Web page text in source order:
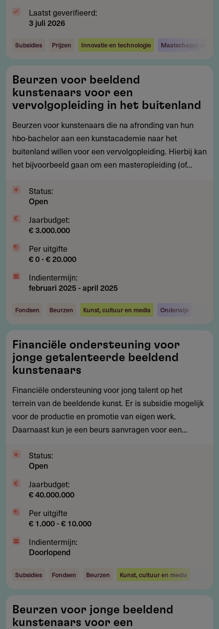
Laatst geverifieerd:
3 juli 2026
Subsidies Prijzen Innovatie en technologie Maatschappij en
voor
beeldend
kunstenaars
voor
een
vervolgopleiding
in
buitenland
Beurzen voor beeldend
kunstenaars voor een
vervolgopleiding in het buitenland
Beurzen voor kunstenaars die na afronding van hun
hbo-bachelor aan een kunstacademie naar het
buitenland willen voor een vervolgopleiding. Hierbij kan
het bijvoorbeeld gaan om een masteropleiding (of...
Status:
Open
Jaarbudget:
€ 3.000.000
Per uitgifte
€ 0 - € 20.000
Indientermijn:
februari 2025-april 2025
Fondsen Beurzen Kunst, cultuur en media Onderwijs
ondersteuning
voor
jonge
getalenteerde
beeldend
kunstenaars
Financiële ondersteuning voor
jonge getalenteerde beeldend
kunstenaars
Financiële ondersteuning voor jong talent op het
terrein van de beeldende kunst. Er is subsidie mogelijk
voor de productie en promotie van eigen werk.
Daarnaast kun je een beurs aanvragen voor een...
Status:
Open
Jaarbudget:
€ 40.000.000
Per uitgifte
€ 1.000 - € 10.000
Indientermijn:
Doorlopend
Subsidies Fondsen Beurzen Kunst, cultuur en media
voor
Beurzen voor jonge beeldend
kunstenaars voor een